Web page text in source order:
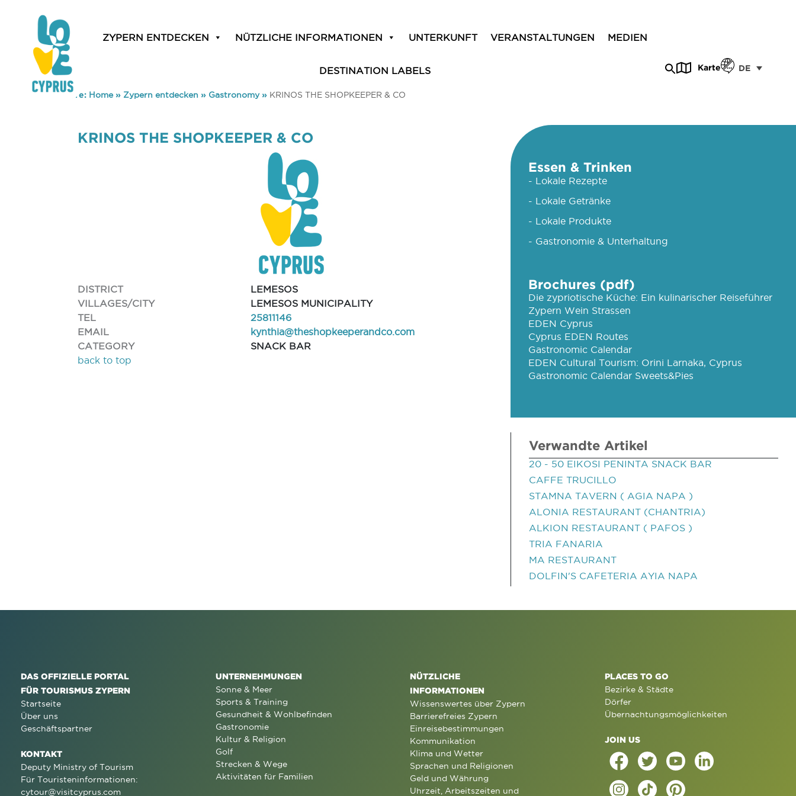
ZYPERN ENTDECKEN NÜTZLICHE INFORMATIONEN UNTERKUNFT VERANSTALTUNGEN MEDIEN
DESTINATION LABELS Karte DE
You are here: Home» Zypern entdecken » Gastronomy» KRINOS THE SHOPKEEPER & CO
KRINOS THE SHOPKEEPER & CO
DISTRICT
LEMESOS
VILLAGES/CITY
LEMESOS MUNICIPALITY
TEL
25811146
EMAIL
kynthia@theshopkeeperandco.com
CATEGORY
SNACK BAR
back to top
Essen & Trinken
- Lokale Rezepte
- Lokale Getränke
- Lokale Produkte
- Gastronomie & Unterhaltung
Brochures (pdf)
Die zypriotische Küche: Ein kulinarischer Reiseführer
Zypern Wein Strassen
EDEN Cyprus
Cyprus EDEN Routes
Gastronomic Calendar
EDEN Cultural Tourism: Orini Larnaka, Cyprus
Gastronomic Calendar Sweets&Pies
Verwandte Artikel
20 - 50 EIKOSI PENINTA SNACK BAR
CAFFE TRUCILLO
STAMNA TAVERN ( AGIA NAPA )
ALONIA RESTAURANT (CHANTRIA)
ALKION RESTAURANT ( PAFOS )
TRIA FANARIA
MA RESTAURANT
DOLFIN'S CAFETERIA AYIA NAPA
DAS OFFIZIELLE PORTAL
FÜR TOURISMUS ZYPERN
Startseite
Über uns
Geschäftspartner
KONTAKT
Deputy Ministry of Tourism
Für Touristeninformationen:
cytour@visitcyprus.com
UNTERNEHMUNGEN
Sonne & Meer
Sports & Training
Gesundheit & Wohlbefinden
Gastronomie
Kultur & Religion
Golf
Strecken & Wege
Aktivitäten für Familien
NÜTZLICHE
INFORMATIONEN
Wissenswertes über Zypern
Barrierefreies Zypern
Einreisebestimmungen
Kommunikation
Klima und Wetter
Sprachen und Religionen
Geld und Währung
Uhrzeit, Arbeitszeiten und
PLACES TO GO
Bezirke & Städte
Dörfer
Übernachtungsmöglichkeiten
JOIN US